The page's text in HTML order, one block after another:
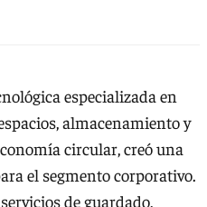
especializada en
almacenamiento y
circular, creó una
el segmento corporativo.
de guardado,